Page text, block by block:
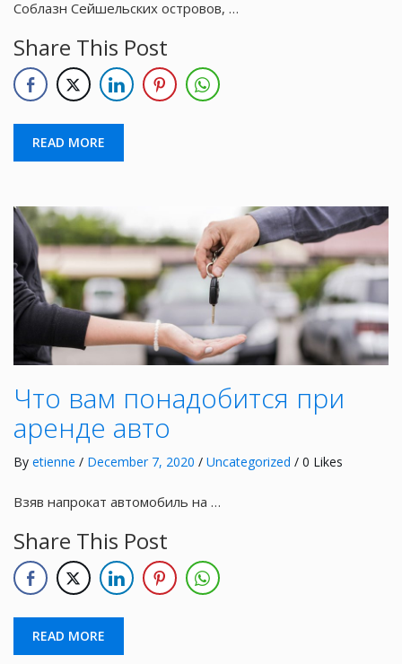
Соблазн Сейшельских островов, …
Share This Post
READ MORE
Что вам понадобится при
аренде авто
By etienne / December 7, 2020 / Uncategorized / 0 Likes
Взяв напрокат автомобиль на …
Share This Post
READ MORE